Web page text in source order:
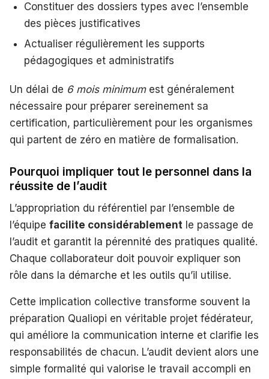
Constituer des dossiers types avec l’ensemble
des pièces justificatives
Actualiser régulièrement les supports
pédagogiques et administratifs
Un délai de 6 mois minimumest généralement
nécessaire pour préparer sereinement sa
certification, particulièrement pour les organismes
qui partent de zéro en matière de formalisation.
Pourquoi impliquer tout le personnel dans la
réussite de l’audit
L’appropriation du référentiel par l’ensemble de
l’équipe facilite considérablement le passage de
l’audit et garantit la pérennité des pratiques qualité.
Chaque collaborateur doit pouvoir expliquer son
rôle dans la démarche et les outils qu’il utilise.
Cette implication collective transforme souvent la
préparation Qualiopi en véritable projet fédérateur,
qui améliore la communication interne et clarifie les
responsabilités de chacun. L’audit devient alors une
simple formalité qui valorise le travail accompli en